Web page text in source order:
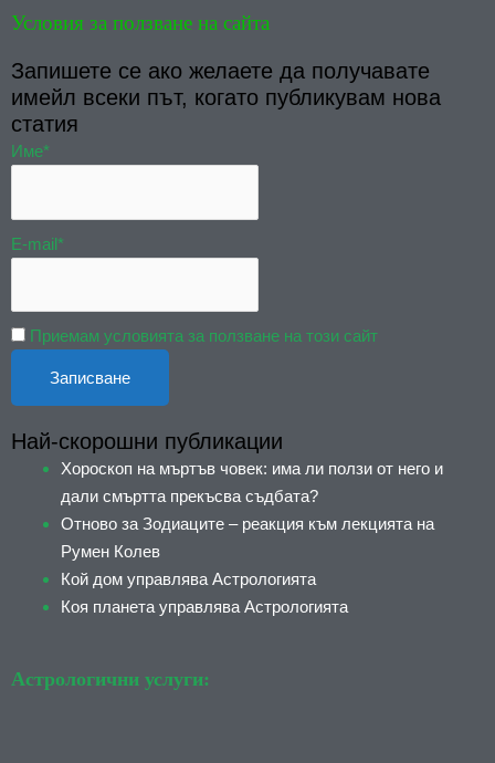
Условия за ползване на сайта
Запишете се ако желаете да получавате
имейл всеки път, когато публикувам нова
статия
Име*
E-mail*
Приемам условията за ползване на този сайт
Най-скорошни публикации
Хороскоп на мъртъв човек: има ли ползи от него и
дали смъртта прекъсва съдбата?
Отново за Зодиаците – реакция към лекцията на
Румен Колев
Кой дом управлява Астрологията
Коя планета управлява Астрологията
Астрологични услуги: